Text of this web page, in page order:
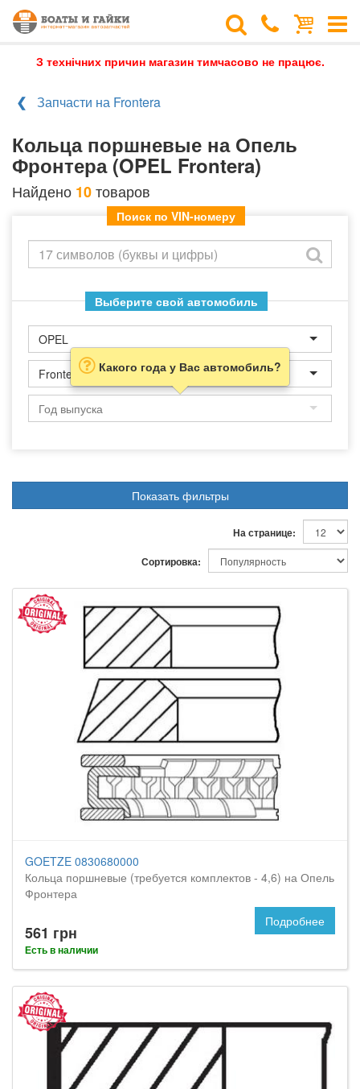
З технічних причин магазин тимчасово не працює.
Запчасти на Frontera
Кольца поршневые на Опель
Фронтера (OPEL Frontera)
Найдено 10товаров
Поиск по VIN-номеру
Выберите свой автомобиль
OPEL
Frontera Какого года у Вас автомобиль?
Показать фильтры
На странице:
Сортировка:
GOETZE 0830680000
Кольца поршневые (требуется комплектов - 4,6) на Опель
Фронтера
561 грн
Есть в наличии
Подробнее